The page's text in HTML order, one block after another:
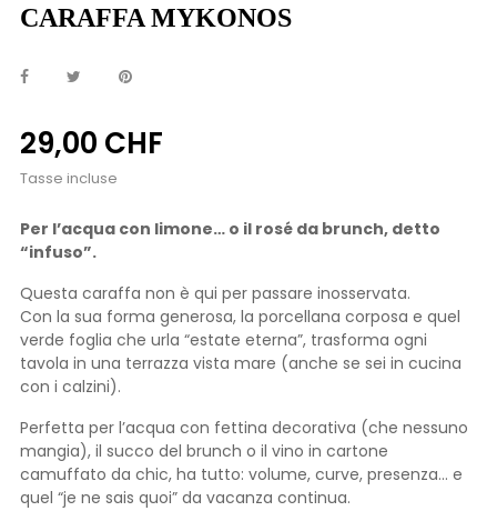
CARAFFA MYKONOS
29,00 CHF
Tasse incluse
Per l’acqua con limone… o il rosé da brunch, detto
“infuso”.
Questa caraffa non è qui per passare inosservata.
Con la sua forma generosa, la porcellana corposa e quel
verde foglia che urla “estate eterna”, trasforma ogni
tavola in una terrazza vista mare (anche se sei in cucina
con i calzini).
Perfetta per l’acqua con fettina decorativa (che nessuno
mangia), il succo del brunch o il vino in cartone
camuffato da chic, ha tutto: volume, curve, presenza... e
quel “je ne sais quoi” da vacanza continua.